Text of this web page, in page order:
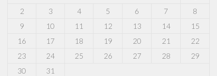
2
3 4 5 6 7
8
9
10 11 12 13 14
15
16
17 18 19 20 21
22
23
24 25 26 27 28
29
30
31